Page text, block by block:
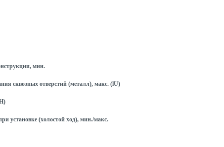
мин.
сквозных отверстий (металл), макс. (lU)
установке (холостой ход), мин./макс.